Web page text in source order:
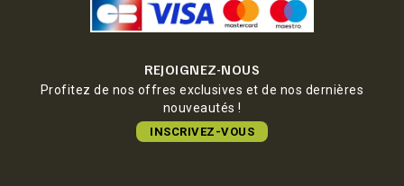
REJOIGNEZ-NOUS
Profitez de nos offres exclusives et de nos dernières
nouveautés !
INSCRIVEZ-VOUS